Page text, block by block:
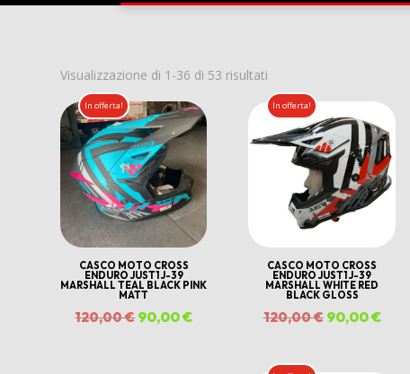
Visualizzazione di 1-36 di 53 risultati
in
base
al
recente
In offerta!
CASCO MOTO CROSS
ENDURO JUST1 J-39
MARSHALL TEAL BLACK PINK
MATT
120,00€Il
90,00€Il
In offerta!
CASCO MOTO CROSS
ENDURO JUST1 J-39
MARSHALL WHITE RED
BLACK GLOSS
120,00€ Il
90,00€Il